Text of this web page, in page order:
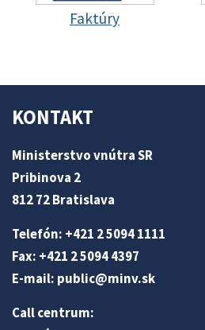
Faktúry
KONTAKT
Ministerstvo vnútra SR
Pribinova 2
812 72 Bratislava
Telefón: +421 2 5094 1111
Fax: +421 2 5094 4397
E-mail: public@minv.sk
Call centrum: